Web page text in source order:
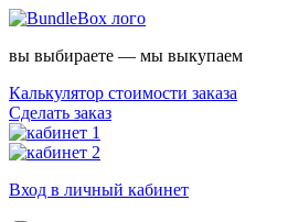
вы выбираете — мы выкупаем
Калькулятор стоимости заказа
Сделать заказ
Вход в личный кабинет